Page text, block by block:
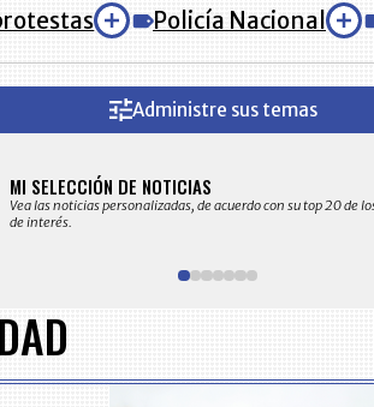
Policía Nacional
Administre sus temas
MI SELECCIÓN DE NOTICIAS
Vea las noticias personalizadas, de acuerdo con su top 20 de
de interés.
of
7